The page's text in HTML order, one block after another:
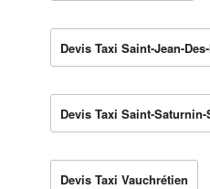
Devis Taxi Saint-Jean-
Devis Taxi Saint-
Devis Taxi Vauchrétien